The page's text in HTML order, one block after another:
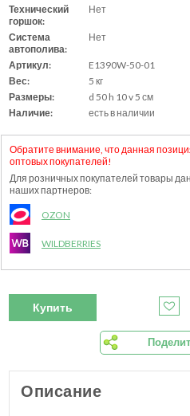
Технический
горшок:
Нет
Система
автополива:
Нет
Артикул:
E1390W-50-01
Вес:
5 кг
Размеры:
d 50 h 10 v 5 см
Наличие:
есть в наличии
Обратите внимание, что данная
оптовых покупателей!
Для розничных покупателей товары
наших партнеров:
OZON
WILDBERRIES
Купить
Описание